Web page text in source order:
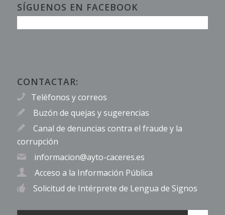
SÍGUENOS EN FACEBOOK
CONTACTAR:
Teléfonos y correos
Buzón de quejas y sugerencias
Canal de denuncias contra el fraude y la
corrupción
informacion@ayto-caceres.es
Acceso a la Información Pública
Solicitud de Intérprete de Lengua de Signos